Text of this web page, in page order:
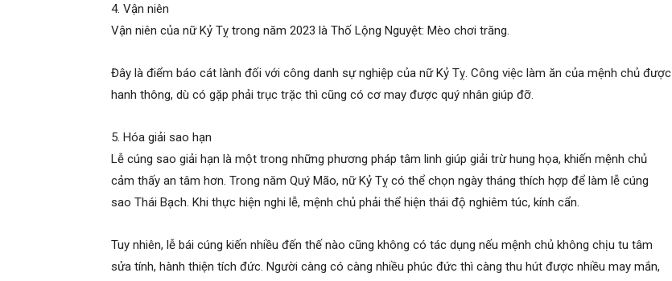
4. Vận niên
Vận niên của nữ Kỷ Tỵ trong năm 2023 là Thố Lộng Nguyệt: Mèo chơi trăng.
Đây là điểm báo cát lành đối với công danh sự nghiệp của nữ Kỷ Tỵ. Công việc làm ăn của mệnh chủ được
hanh thông, dù có gặp phải trục trặc thì cũng có cơ may được quý nhân giúp đỡ.
5. Hóa giải sao hạn
Lễ cúng sao giải hạn là một trong những phương pháp tâm linh giúp giải trừ hung họa, khiến mệnh chủ
cảm thấy an tâm hơn. Trong năm Quý Mão, nữ Kỷ Tỵ có thể chọn ngày tháng thích hợp để làm lễ cúng
sao Thái Bạch. Khi thực hiện nghi lễ, mệnh chủ phải thể hiện thái độ nghiêm túc, kính cẩn.
Tuy nhiên, lễ bái cúng kiến nhiều đến thế nào cũng không có tác dụng nếu mệnh chủ không chịu tu tâm
sửa tính, hành thiện tích đức. Người càng có càng nhiều phúc đức thì càng thu hút được nhiều may mắn,